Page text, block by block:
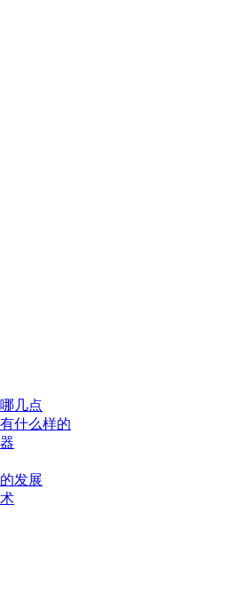
几点
什么样的
发展